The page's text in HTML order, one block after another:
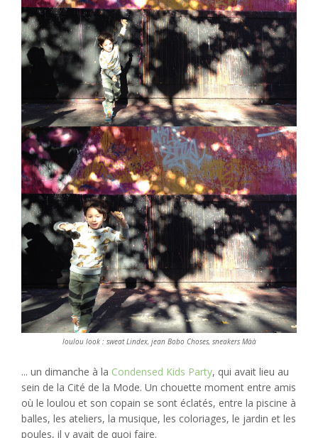
loulou look : sweat Lindex, jean Bobo Choses, sneakers Màà
... un dimanche à la Condensed Kids Party, qui avait lieu au
sein de la Cité de la Mode. Un chouette moment entre amis
où le loulou et son copain se sont éclatés, entre la piscine à
balles, les ateliers, la musique, les coloriages, le jardin et les
poules, il y avait de quoi faire.